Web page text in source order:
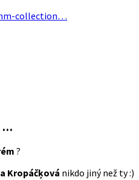
collection…
…
?
Kropáčķová nikdo jiný než ty :)